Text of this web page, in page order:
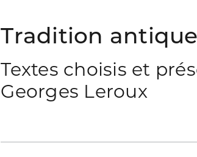
Tradition
Textes choisis et
Georges Leroux